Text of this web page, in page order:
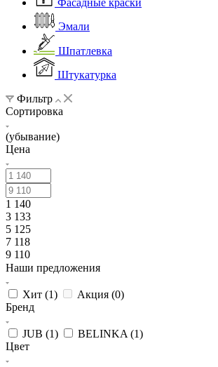
Фасадные краски
Эмали
Шпатлевка
Штукатурка
Фильтр
Сортировка
(убывание)
Цена
1 140
3 133
5 125
7 118
9 110
Наши предложения
Хит (1) Акция (0)
Бренд
JUB (1) BELINKA (1)
Цвет